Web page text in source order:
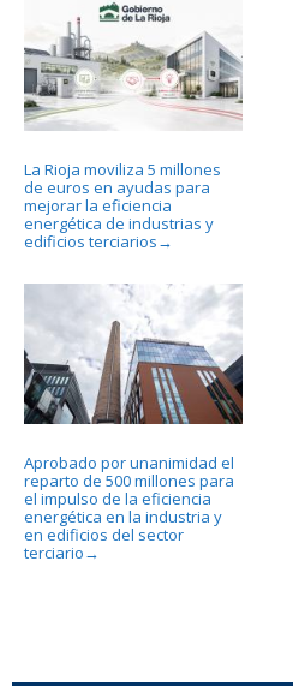
La Rioja moviliza 5 millones
de euros en ayudas para
mejorar la eficiencia
energética de industrias y
edificios terciarios →
Aprobado por unanimidad el
reparto de 500 millones para
el impulso de la eficiencia
energética en la industria y
en edificios del sector
terciario →